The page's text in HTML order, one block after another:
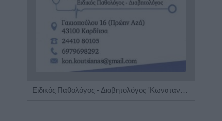
Ειδικός Παθολόγος - Διαβητολόγος 'Κωνσταντίνος Απ. Κουτσιανάς"